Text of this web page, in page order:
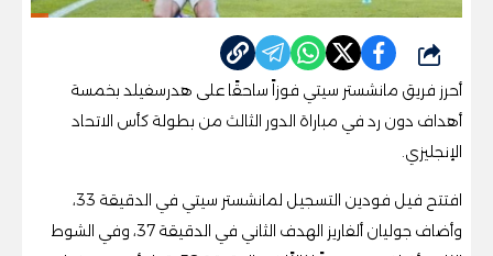
شارك
أحرز فريق مانشستر سيتي فوزاً ساحقًا على هدرسفيلد بخمسة
أهداف دون رد في مباراة الدور الثالث من بطولة كأس الاتحاد
الإنجليزي.
افتتح فيل فودين التسجيل لمانشستر سيتي في الدقيقة 33،
وأضاف جوليان ألفاريز الهدف الثاني في الدقيقة 37، وفي الشوط